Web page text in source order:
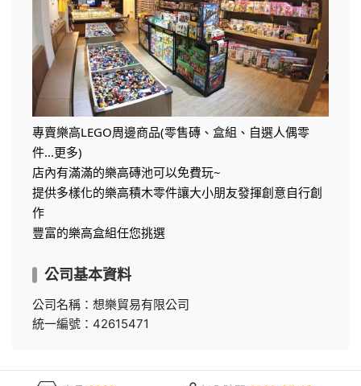
專賣樂高LEGO周邊商品(零售磚、盒組、自選人偶零
件...更多)
店內有滿滿的樂高磚池可以免費玩~
提供多樣化的樂高積木零件讓大小朋友發揮創意自行創
作
豐富的樂高盒組任您挑選
公司基本資料
公司名稱：想樂貿易有限公司
統一編號：42615471